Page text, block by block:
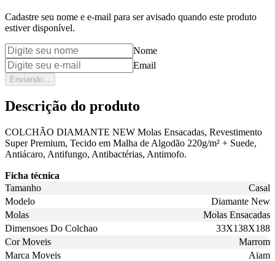
Cadastre seu nome e e-mail para ser avisado quando este produto
estiver disponível.
Nome
Email
Enviando...
Descrição do produto
COLCHÃO DIAMANTE NEW Molas Ensacadas, Revestimento
Super Premium, Tecido em Malha de Algodão 220g/m² + Suede,
Antiácaro, Antifungo, Antibactérias, Antimofo.
Ficha técnica
Tamanho
Casal
Modelo
Diamante New
Molas
Molas Ensacadas
Dimensoes Do Colchao
33X138X188
Cor Moveis
Marrom
Marca Moveis
Aiam